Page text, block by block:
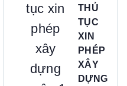
THỦ
TỤC
XIN
PHÉP
XÂY
DỰNG